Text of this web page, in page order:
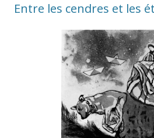
Entre les cendres et les